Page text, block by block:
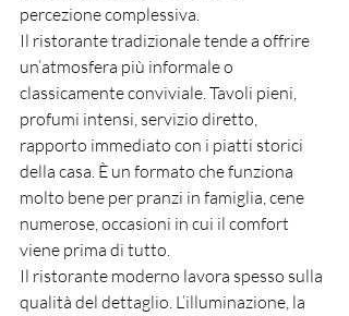
percezione complessiva.
Il ristorante tradizionale tende a offrire
un’atmosfera più informale o
classicamente conviviale. Tavoli pieni,
profumi intensi, servizio diretto,
rapporto immediato con i piatti storici
della casa. È un formato che funziona
molto bene per pranzi in famiglia, cene
numerose, occasioni in cui il comfort
viene prima di tutto.
Il ristorante moderno lavora spesso sulla
qualità del dettaglio. L’illuminazione, la